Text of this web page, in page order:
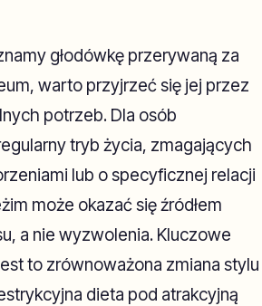
głodówkę przerywaną za
warto przyjrzeć się jej przez
potrzeb. Dla osób
tryb życia, zmagających
lub o specyficznej relacji
może okazać się źródłem
a nie wyzwolenia. Kluczowe
to zrównoważona zmiana stylu
dieta pod atrakcyjną